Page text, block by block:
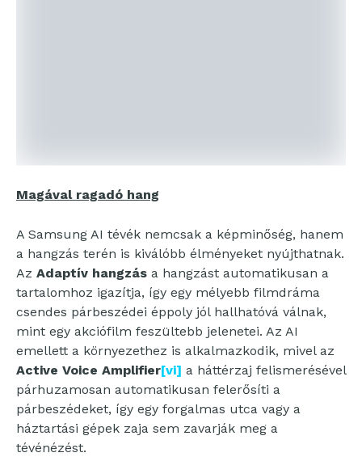
Magával ragadó hang
A Samsung AI tévék nemcsak a képminőség, hanem
a hangzás terén is kiválóbb élményeket nyújthatnak.
Az Adaptív hangzás a hangzást automatikusan a
tartalomhoz igazítja, így egy mélyebb filmdráma
csendes párbeszédei éppoly jól hallhatóvá válnak,
mint egy akciófilm feszültebb jelenetei. Az AI
emellett a környezethez is alkalmazkodik, mivel az
Active Voice Amplifier[vi] a háttérzaj felismerésével
párhuzamosan automatikusan felerősíti a
párbeszédeket, így egy forgalmas utca vagy a
háztartási gépek zaja sem zavarják meg a
tévénézést.